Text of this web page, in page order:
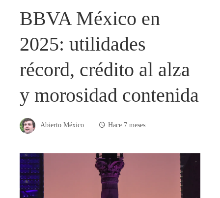
BBVA México en
2025: utilidades
récord, crédito al alza
y morosidad contenida
Abierto México Hace 7 meses